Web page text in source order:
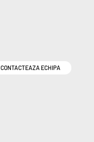
CONTACTEAZA ECHIPA